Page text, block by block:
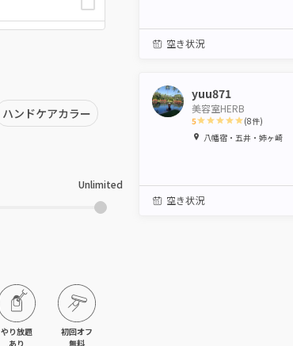
ハンドケアカラー
Unlimited
やり放題
あり
初回オフ
無料
空き状況
yuu871
美容室HERB
5
1 2 3 4 5
(8件)
八幡宿・五井・姉ヶ崎
空き状況